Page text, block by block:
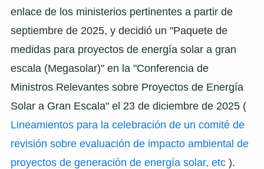
enlace de los ministerios pertinentes a partir de
septiembre de 2025, y decidió un "Paquete de
medidas para proyectos de energía solar a gran
escala (Megasolar)" en la "Conferencia de
Ministros Relevantes sobre Proyectos de Energía
Solar a Gran Escala" el 23 de diciembre de 2025 (
Lineamientos para la celebración de un comité de
revisión sobre evaluación de impacto ambiental de
proyectos de generación de energía solar, etc ).